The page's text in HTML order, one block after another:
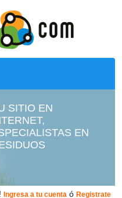
SITIO EN
EN
Ingresa a tu cuenta ó Registrate